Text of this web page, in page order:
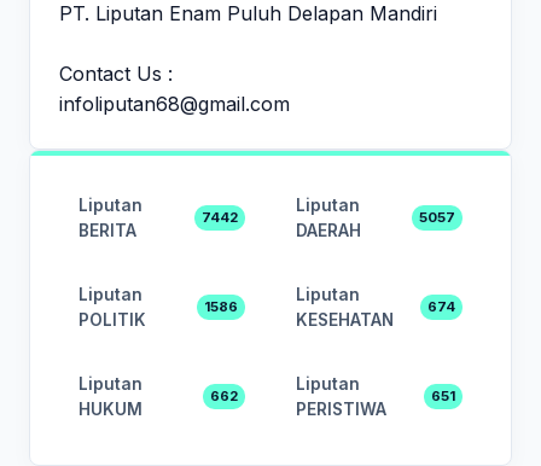
PT. Liputan Enam Puluh Delapan Mandiri
Contact Us :
infoliputan68@gmail.com
Liputan
BERITA
7442
Liputan
DAERAH
5057
Liputan
POLITIK
1586
Liputan
KESEHATAN
674
Liputan
HUKUM
662
Liputan
PERISTIWA
651